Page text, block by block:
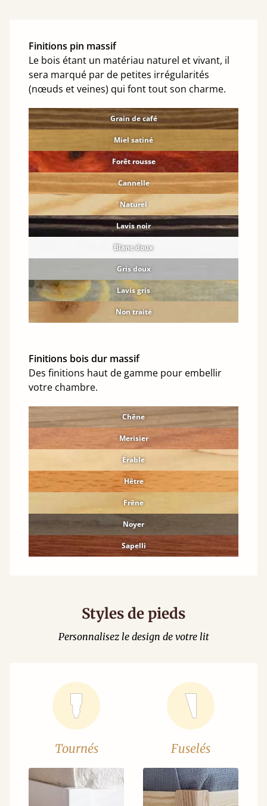
Finitions pin massif
Le bois étant un matériau naturel et vivant, il
sera marqué par de petites irrégularités
(nœuds et veines) qui font tout son charme.
Grain de café
Miel satiné
Forêt rousse
Cannelle
Naturel
Lavis noir
Blanc doux
Gris doux
Lavis gris
Non traité
Finitions bois dur massif
Des finitions haut de gamme pour embellir
votre chambre.
Chêne
Merisier
Érable
Hêtre
Frêne
Noyer
Sapelli
Styles de pieds
Personnalisez le design de votre lit
Tournés Fuselés